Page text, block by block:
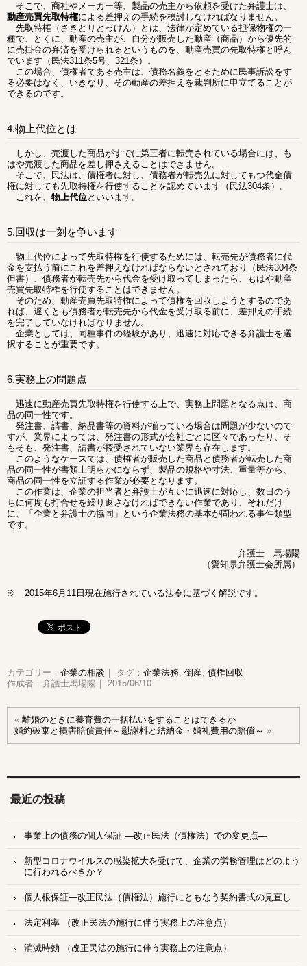
そこで、商社やメーカー等、製品の売主から依頼を受けた弁護士は、
動産売買先取特権による差押えの手続を検討しなければなりません。
先取特権（さきどりとっけん）とは、法律が定めている担保物権の一
種で、とくに、動産の売主が、自分が販売した動産（商品）から優先的
に売掛金の弁済を受けられるというものを、動産売買の先取特権と呼ん
でいます（民法311条5号、321条）。
この場合、債権者である売主は、債務名義をとるために民事訴訟をす
る必要はなく、いきなり、その動産の差押えを裁判所に申立てることが
できるのです。
4.物上代位とは
しかし、売渡した商品がすでに第三者に転売されている場合には、も
はや売渡した商品を差し押さえることはできません。
そこで、民法は、債権者に対し、債務者が転売先に対してもつ代金債
権に対しても先取特権を行使することを認めています（民法304条）。
これを、 物上代位といいます。
5.回収は一刻を争います
物上代位によって先取特権を行使するためには、転売先が債務者に代
金を支払う前にこれを差押えなければならないとされており（民法304条
但書）、債務者が転売先から代金を受け取ってしまったら、もはや動産
売買先取特権を行使することはできません。
そのため、動産売買先取特権によって債権を回収しようとするのであ
れば、遅くとも債務者が転売先から代金を受け取る前に、差押えの手続
を完了していなければなりません。
企業としては、同種事件の経験があり、迅速に対応できる弁護士を選
択することが重要です。
6.実務上の問題点
迅速に動産売買先取特権を行使する上で、実務上問題となる点は、商
品の同一性です。
発注書、請書、納品書等の資料が揃っている場合は問題が少ないので
すが、業界によっては、発注書の形式が会社ごとに区々であったり、そ
もそも、発注書、請書が授受されていない業界も存在します。
このようなケースでは、債権者が販売した商品と債務者が転売した商
品の同一性が書類上明らかにならず、製品の規格や寸法、重量等から、
商品の同一性を立証する作業が必要となります。
この作業は、企業の担当者と弁護士が互いに迅速に対応し、数日のう
ちに何度も打合せを繰り返さなければできない作業であり、それだけ
に、「企業と弁護士の協同」という企業法務の基本が問われる事件類型
です。
弁護士 馬場陽
（愛知県弁護士会所属）
※ 2015年6月11日現在施行されている法令に基づく解説です。
カテゴリー： 企業の相談 ｜ タグ： 企業法務 倒産 債権回収
作成者：弁護士馬場陽｜ 2015/06/10
« 離婚のときに養育費の一括払いをすることはできるか
婚約破棄と損害賠償責任～慰謝料と結納金・婚礼費用の賠償～ »
最近の投稿
事業上の債務の個人保証 ―改正民法（債権法）での変更点―
新型コロナウイルスの感染拡大を受けて、企業の労務管理はどのよう
に行われるべきか？
個人根保証―改正民法（債権法）施行にともなう契約書式の見直し
法定利率 （改正民法の施行に伴う実務上の注意点）
消滅時効 （改正民法の施行に伴う実務上の注意点）